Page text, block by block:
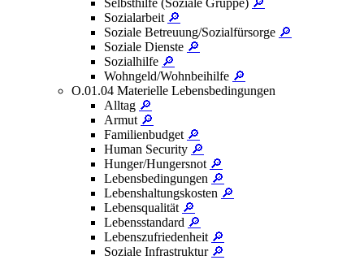
Selbsthilfe (Soziale Gruppe) 🔎
Sozialarbeit 🔎
Soziale Betreuung/Sozialfürsorge 🔎
Soziale Dienste 🔎
Sozialhilfe 🔎
Wohngeld/Wohnbeihilfe 🔎
O.01.04 Materielle Lebensbedingungen
Alltag 🔎
Armut 🔎
Familienbudget 🔎
Human Security 🔎
Hunger/Hungersnot 🔎
Lebensbedingungen 🔎
Lebenshaltungskosten 🔎
Lebensqualität 🔎
Lebensstandard 🔎
Lebenszufriedenheit 🔎
Soziale Infrastruktur 🔎